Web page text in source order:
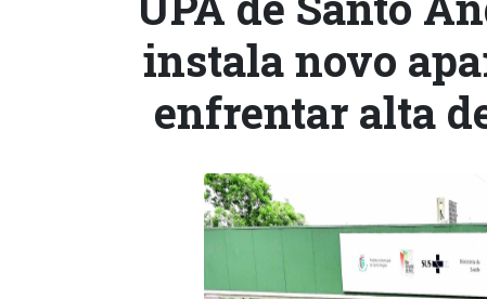
instala novo
enfrentar alta